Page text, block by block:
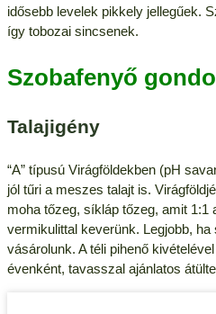
idősebb levelek pikkely jellegűek.
így tobozai sincsenek.
Szobafenyő
Talajigény
“A” típusú Virágföldekben (pH
jól tűri a meszes talajt is.
moha tőzeg, síkláp tőzeg, amit 1:1
vermikulittal keverünk. Legjobb,
vásárolunk. A téli pihenő
évenként, tavasszal ajánlatos